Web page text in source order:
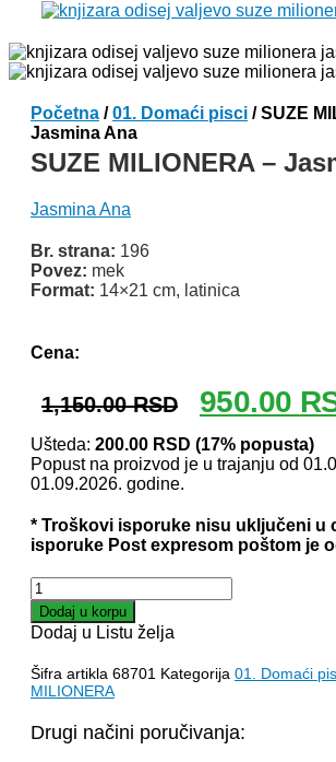
Početna /01. Domaći pisci / SUZE
Jasmina Ana
SUZE MILIONERA –
Jasmina Ana
Br. strana: 196
Povez: mek
Format: 14×21 cm, latinica
Cena:
1,150.00RSD
Originalna
cena
je
bila:
950.00
Ušteda: 200.00 RSD (17% popusta)
Popust na proizvod je u trajanju od
01.09.2026. godine.
* Troškovi isporuke nisu uključeni u
isporuke Post expresom poštom je
SUZE
MILIONERA
–
Jasmina
Ana
količina
Dodaj u korpu
Dodaj u Listu želja
Šifra artikla 68701 Kategorija 01. Domaći
MILIONERA
Drugi načini poručivanja: